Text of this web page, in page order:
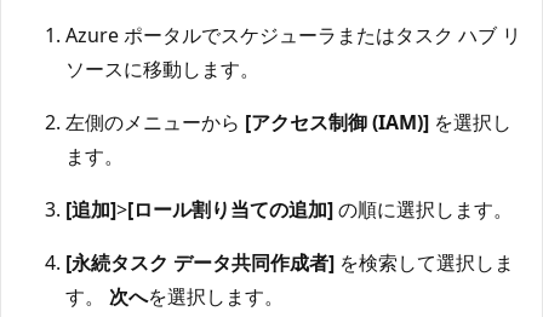
Azure ポータルでスケジューラまたはタスク ハブ リ
ソースに移動します。
左側のメニューから [アクセス制御 (IAM)] を選択し
ます。
[追加]>[ロール割り当ての追加]の順に選択します。
[永続タスク データ共同作成者] を検索して選択しま
す。 次へを選択します。